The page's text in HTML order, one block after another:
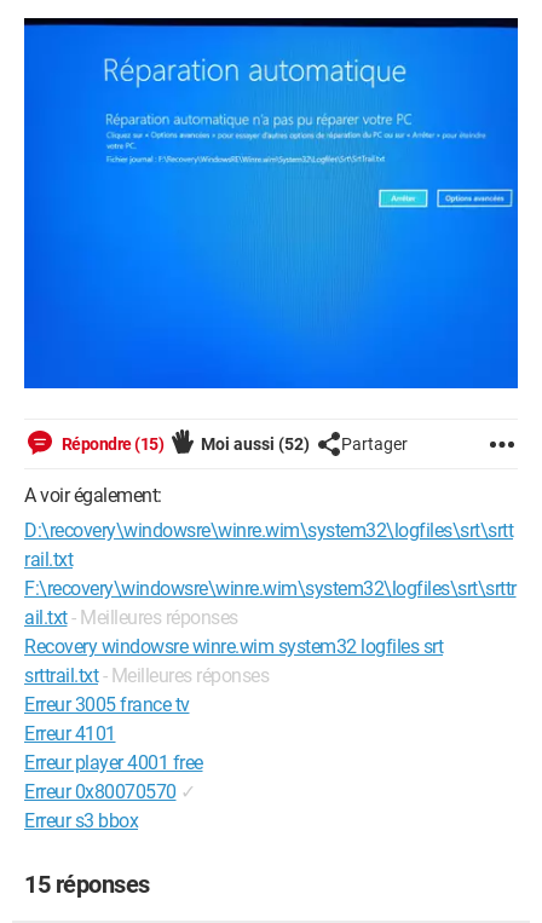
Répondre (15) Moi aussi (52) Partager
A voir également:
D:\recovery\windowsre\winre.wim\system32\logfiles\srt\srtt
rail.txt
F:\recovery\windowsre\winre.wim\system32\logfiles\srt\srttr
ail.txt- Meilleures réponses
Recovery windowsre winre.wim system32 logfiles srt
srttrail.txt - Meilleures réponses
Erreur 3005 france tv
Erreur 4101
Erreur player 4001 free
Erreur 0x80070570 ✓
Erreur s3 bbox
15 réponses